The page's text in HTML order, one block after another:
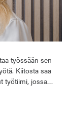
työssään sen
Kiitosta saa
työtiimi, jossa